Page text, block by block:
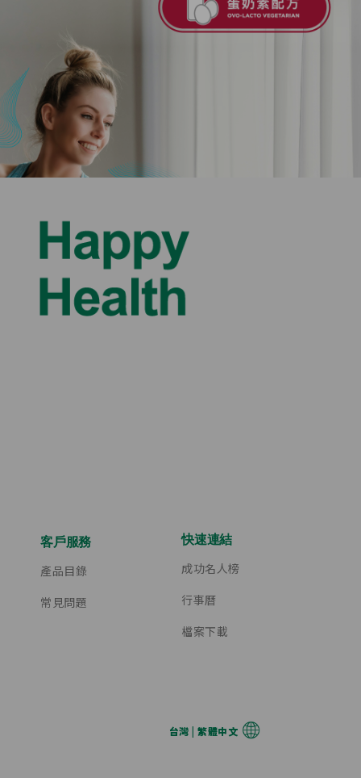
客戶服務
產品目錄
常見問題
快速連結
成功名人榜
行事曆
檔案下載
台灣 | 繁體中文